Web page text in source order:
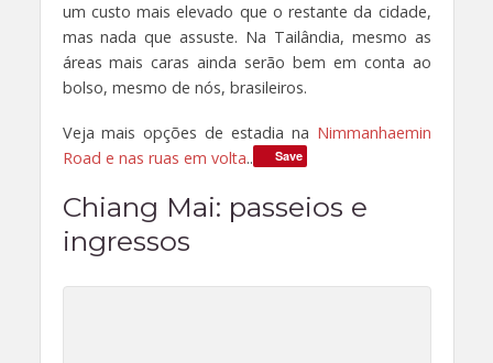
um custo mais elevado que o restante da cidade,
mas nada que assuste. Na Tailândia, mesmo as
áreas mais caras ainda serão bem em conta ao
bolso, mesmo de nós, brasileiros.
Veja mais opções de estadia na Nimmanhaemin
Road e nas ruas em volta.. Save
Chiang Mai: passeios e
ingressos